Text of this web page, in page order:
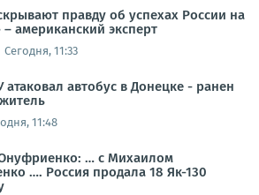
правду об успехах России на
американский эксперт
Сегодня, 11:33
атаковал автобус в Донецке - ранен
11:48
… с Михаилом
…. Россия продала 18 Як-130